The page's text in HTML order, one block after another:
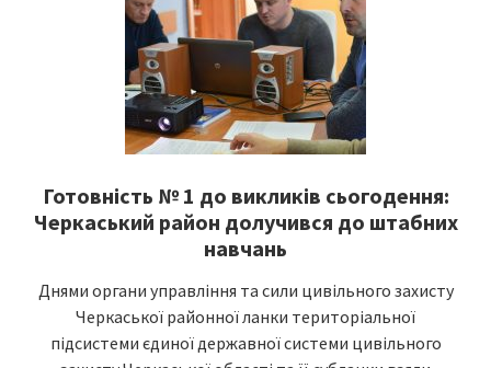
Готовність № 1 до викликів сьогодення:
Черкаський район долучився до штабних
навчань
Днями органи управління та сили цивільного захисту
Черкаської районної ланки територіальної
підсистеми єдиної державної системи цивільного